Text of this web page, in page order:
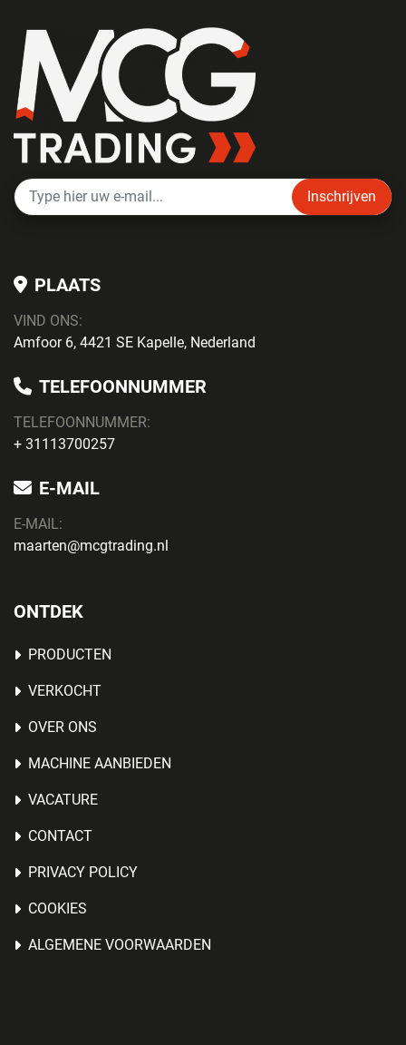
Inschrijven
PLAATS
VIND ONS:
Amfoor 6, 4421 SE Kapelle, Nederland
TELEFOONNUMMER
TELEFOONNUMMER:
+ 31113700257
E-MAIL
E-MAIL:
maarten@mcgtrading.nl
ONTDEK
PRODUCTEN
VERKOCHT
OVER ONS
MACHINE AANBIEDEN
VACATURE
CONTACT
PRIVACY POLICY
COOKIES
ALGEMENE VOORWAARDEN